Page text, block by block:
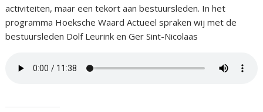
activiteiten, maar een tekort aan bestuursleden. In het
programma Hoeksche Waard Actueel spraken wij met de
bestuursleden Dolf Leurink en Ger Sint-Nicolaas